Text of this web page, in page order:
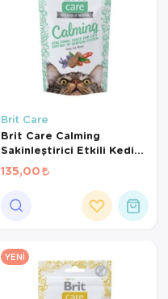
Brit Care
Brit Care Calming
Sakinleştirici Etkili Kedi
Ödül Maması 50gr
135,00
YENI